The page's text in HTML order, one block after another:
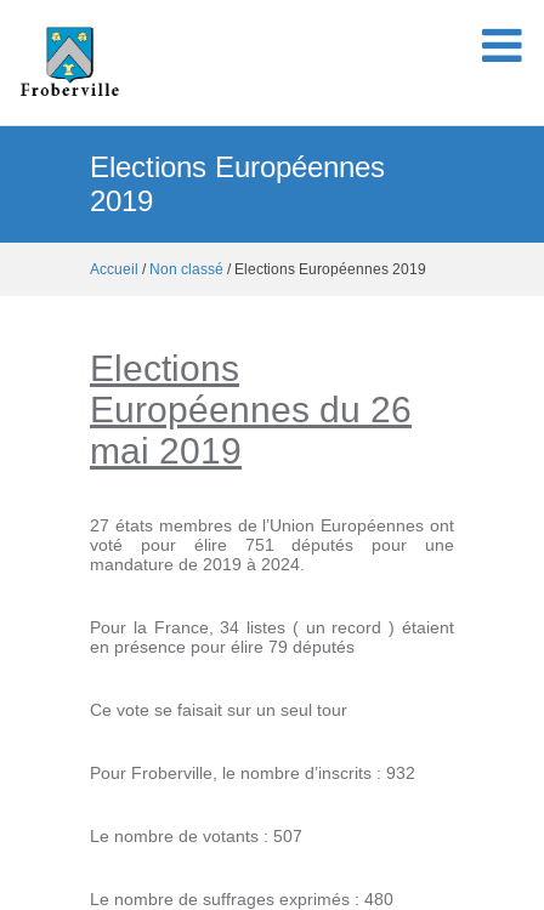
Elections Européennes
2019
Accueil / Non classé / Elections Européennes 2019
Elections
Européennes du 26
mai 2019
27 états membres de l’Union Européennes ont
voté pour élire 751 députés pour une
mandature de 2019 à 2024.
Pour la France, 34 listes ( un record ) étaient
en présence pour élire 79 députés
Ce vote se faisait sur un seul tour
Pour Froberville, le nombre d’inscrits : 932
Le nombre de votants : 507
Le nombre de suffrages exprimés : 480